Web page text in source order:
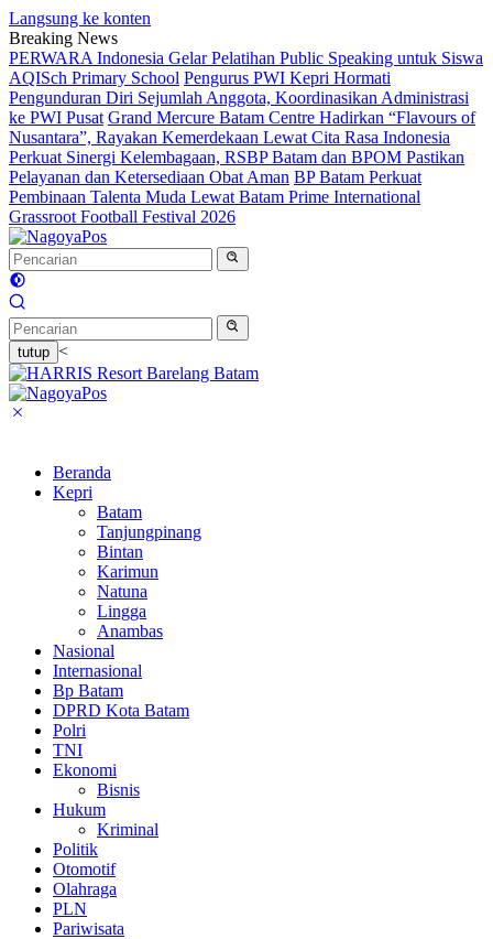
Langsung ke konten
Breaking News
PERWARA Indonesia Gelar Pelatihan Public Speaking untuk Siswa
AQISch Primary School Pengurus PWI Kepri Hormati
Pengunduran Diri Sejumlah Anggota, Koordinasikan Administrasi
ke PWI Pusat Grand Mercure Batam Centre Hadirkan “Flavours of
Nusantara”, Rayakan Kemerdekaan Lewat Cita Rasa Indonesia
Perkuat Sinergi Kelembagaan, RSBP Batam dan BPOM Pastikan
Pelayanan dan Ketersediaan Obat Aman BP Batam Perkuat
Pembinaan Talenta Muda Lewat Batam Prime International
Grassroot Football Festival 2026
tutup <
Beranda
Kepri
Batam
Tanjungpinang
Bintan
Karimun
Natuna
Lingga
Anambas
Nasional
Internasional
Bp Batam
DPRD Kota Batam
Polri
TNI
Ekonomi
Bisnis
Hukum
Kriminal
Politik
Otomotif
Olahraga
PLN
Pariwisata